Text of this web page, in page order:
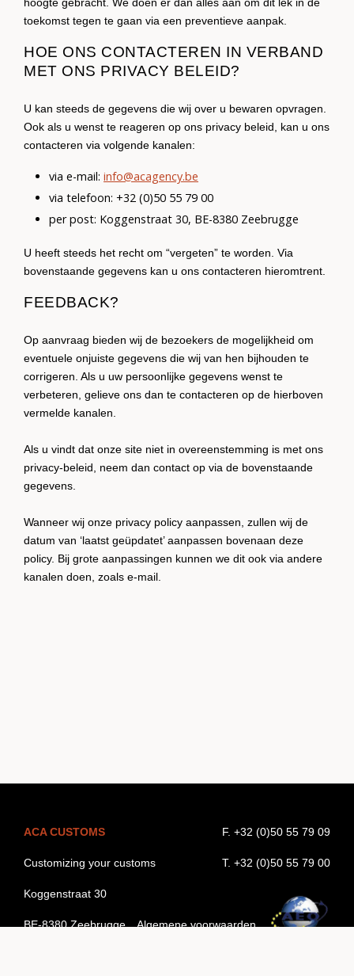
hoogte gebracht. We doen er dan alles aan om dit lek in de
toekomst tegen te gaan via een preventieve aanpak.
HOE ONS CONTACTEREN IN VERBAND
MET ONS PRIVACY BELEID?
U kan steeds de gegevens die wij over u bewaren opvragen.
Ook als u wenst te reageren op ons privacy beleid, kan u ons
contacteren via volgende kanalen:
via e-mail: info@acagency.be
via telefoon: +32 (0)50 55 79 00
per post: Koggenstraat 30, BE-8380 Zeebrugge
U heeft steeds het recht om “vergeten” te worden. Via
bovenstaande gegevens kan u ons contacteren hieromtrent.
FEEDBACK?
Op aanvraag bieden wij de bezoekers de mogelijkheid om
eventuele onjuiste gegevens die wij van hen bijhouden te
corrigeren. Als u uw persoonlijke gegevens wenst te
verbeteren, gelieve ons dan te contacteren op de hierboven
vermelde kanalen.
Als u vindt dat onze site niet in overeenstemming is met ons
privacy-beleid, neem dan contact op via de bovenstaande
gegevens.
Wanneer wij onze privacy policy aanpassen, zullen wij de
datum van ‘laatst geüpdatet’ aanpassen bovenaan deze
policy. Bij grote aanpassingen kunnen we dit ook via andere
kanalen doen, zoals e-mail.
ACA CUSTOMS
Customizing your customs
F. +32 (0)50 55 79 09
T. +32 (0)50 55 79 00
Koggenstraat 30
BE-8380 Zeebrugge Algemene voorwaarden